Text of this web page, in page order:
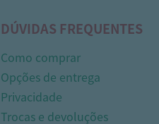
DÚVIDAS FREQUENTES
Como comprar
Opções de entrega
Privacidade
Trocas e devoluções